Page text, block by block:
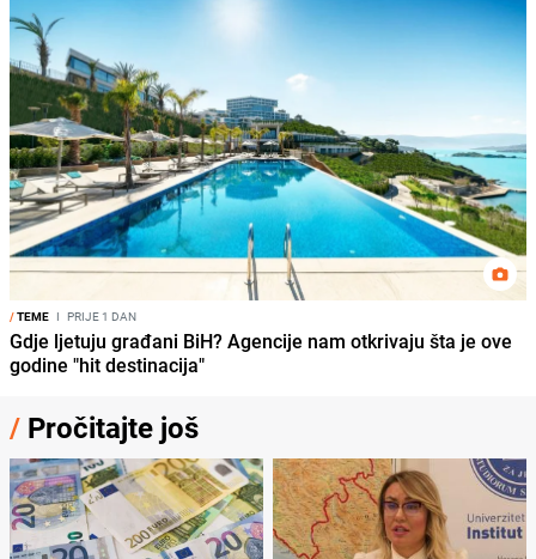
/TEME I PRIJE 1 DAN
Gdje ljetuju građani BiH? Agencije nam otkrivaju šta je ove
godine "hit destinacija"
/ Pročitajte još